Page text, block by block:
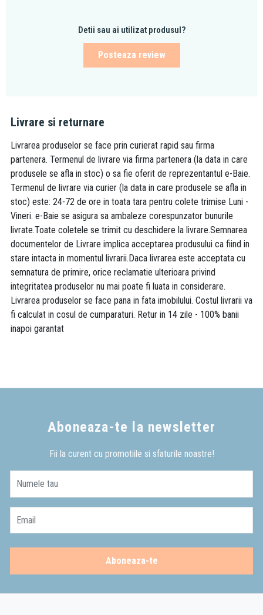
Detii sau ai utilizat produsul?
Posteaza review
Livrare si returnare
Livrarea produselor se face prin curierat rapid sau firma
partenera. Termenul de livrare via firma partenera (la data in care
produsele se afla in stoc) o sa fie oferit de reprezentantul e-Baie.
Termenul de livrare via curier (la data in care produsele se afla in
stoc) este: 24-72 de ore in toata tara pentru colete trimise Luni -
Vineri. e-Baie se asigura sa ambaleze corespunzator bunurile
livrate.Toate coletele se trimit cu deschidere la livrare.Semnarea
documentelor de Livrare implica acceptarea produsului ca fiind in
stare intacta in momentul livrarii.Daca livrarea este acceptata cu
semnatura de primire, orice reclamatie ulterioara privind
integritatea produselor nu mai poate fi luata in considerare.
Livrarea produselor se face pana in fata imobilului. Costul livrarii va
fi calculat in cosul de cumparaturi. Retur in 14 zile - 100% banii
inapoi garantat
Aboneaza-te la newsletter
Fii la curent cu promotiile si sfaturile noastre!
Numele tau
Email
Aboneaza-te